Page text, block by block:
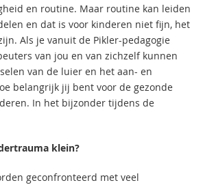
en routine. Maar routine kan leiden
en dat is voor kinderen niet fijn, het
Als je vanuit de Pikler-pedagogie
van jou en van zichzelf kunnen
van de luier en het aan- en
belangrijk jij bent voor de gezonde
In het bijzonder tijdens de
klein?
geconfronteerd met veel